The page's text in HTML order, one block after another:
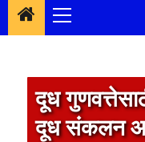
Primary
Menu
दूध
दूध संकलन